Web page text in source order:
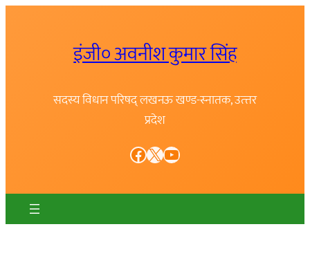
इंजी० अवनीश कुमार सिंह
सदस्य विधान परिषद् लखनऊ खण्ड-स्नातक, उत्त्तर
प्रदेश
Facebook X YouTube